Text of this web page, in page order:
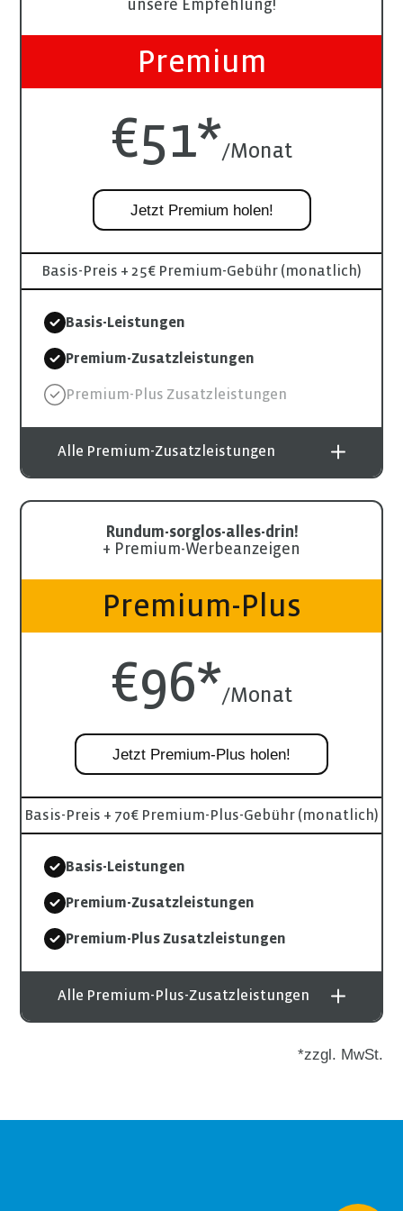
unsere Empfehlung!
Premium
€51*/Monat
Jetzt Premium holen!
Basis-Preis + 25€ Premium-Gebühr (monatlich)
Basis-Leistungen
Premium-Zusatzleistungen
Premium-Plus Zusatzleistungen
Alle Premium-Zusatzleistungen
Rundum-sorglos-alles-drin!
+ Premium-Werbeanzeigen
Premium-Plus
€96*/Monat
Jetzt Premium-Plus holen!
Basis-Preis + 70€ Premium-Plus-Gebühr (monatlich)
Basis-Leistungen
Premium-Zusatzleistungen
Premium-Plus Zusatzleistungen
Alle Premium-Plus-Zusatzleistungen
*zzgl. MwSt.